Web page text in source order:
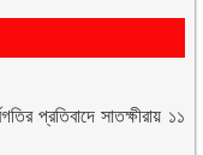
প্রতিবাদে সাতক্ষীরায় ১১